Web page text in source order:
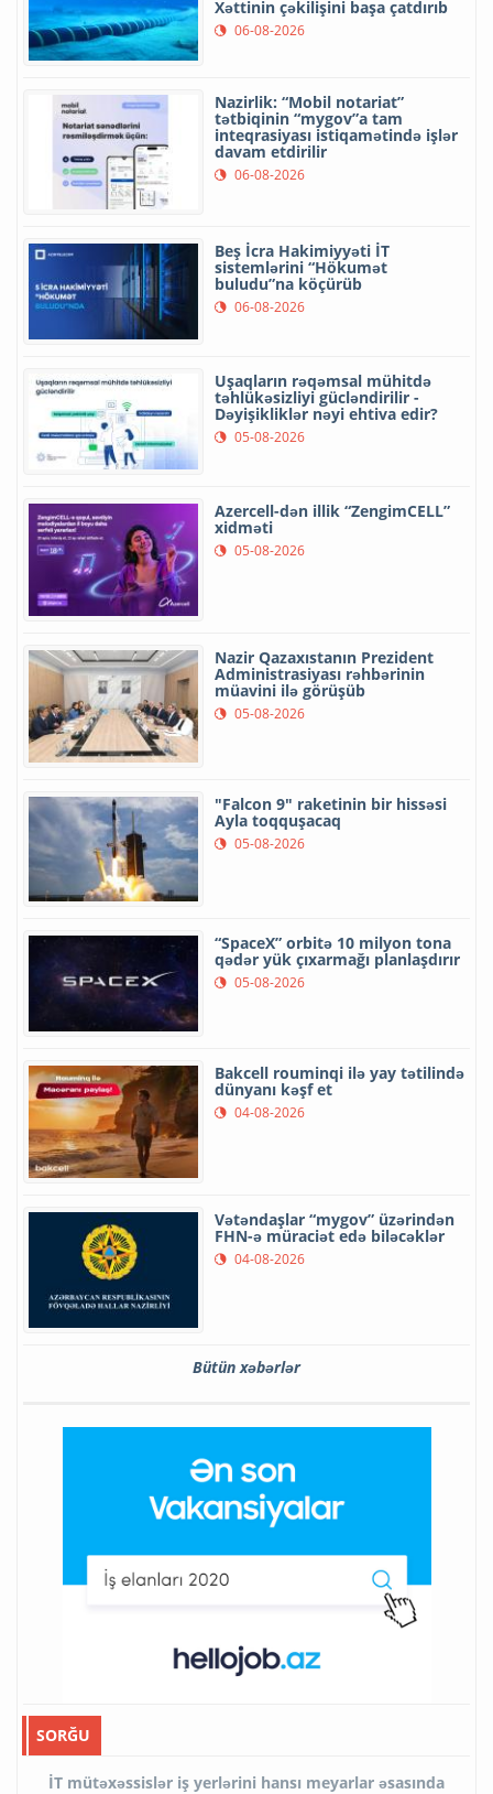
Xəttinin çəkilişini başa çatdırıb
06-08-2026
Nazirlik: “Mobil notariat”
tətbiqinin “mygov”a tam
inteqrasiyası istiqamətində işlər
davam etdirilir
06-08-2026
Beş İcra Hakimiyyəti İT
sistemlərini “Hökumət
buludu”na köçürüb
06-08-2026
Uşaqların rəqəmsal mühitdə
təhlükəsizliyi gücləndirilir -
Dəyişikliklər nəyi ehtiva edir?
05-08-2026
Azercell-dən illik “ZengimCELL”
xidməti
05-08-2026
Nazir Qazaxıstanın Prezident
Administrasiyası rəhbərinin
müavini ilə görüşüb
05-08-2026
"Falcon 9" raketinin bir hissəsi
Ayla toqquşacaq
05-08-2026
“SpaceX” orbitə 10 milyon tona
qədər yük çıxarmağı planlaşdırır
05-08-2026
Bakcell rouminqi ilə yay tətilində
dünyanı kəşf et
04-08-2026
Vətəndaşlar “mygov” üzərindən
FHN-ə müraciət edə biləcəklər
04-08-2026
Bütün xəbərlər
SORĞU
İT mütəxəssislər iş yerlərini hansı meyarlar əsasında